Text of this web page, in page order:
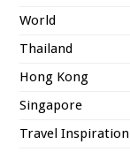
World
Thailand
Hong Kong
Singapore
Travel Inspiration